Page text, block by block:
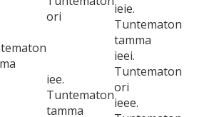
ori
ieie.
Tuntematon
tamma
iee.
Tuntematon
tamma
ieei.
Tuntematon
ori
ieee.